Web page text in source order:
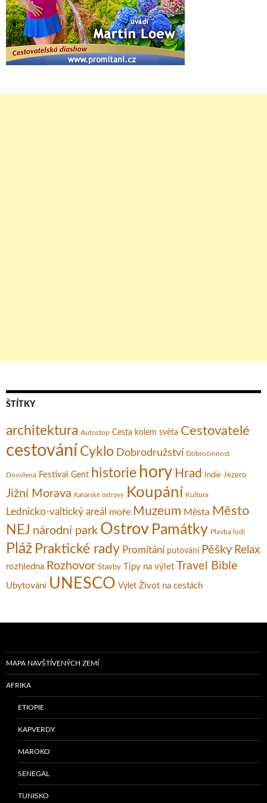
ŠTÍTKY
architektura Autostop Cesta kolem světa Cestovatelé
cestování Cyklo Dobrodružství Dobročinnost
Dovolená Festival Gent historie hory Hrad Indie Jezero
Jižní Morava Kanárské ostrovy Koupání Kultura
Lednicko-valtický areál moře Muzeum Města Město
NEJ národní park Ostrov Památky Plavba lodí
Pláž Praktické rady Promítání putování Pěšky Relax
rozhledna Rozhovor Stavby Tipy na výlet Travel Bible
Ubytování UNESCO Výlet Život na cestách
MAPA NAVŠTÍVENÝCH ZEMÍ
AFRIKA
ETIOPIE
KAPVERDY
MAROKO
SENEGAL
TUNISKO